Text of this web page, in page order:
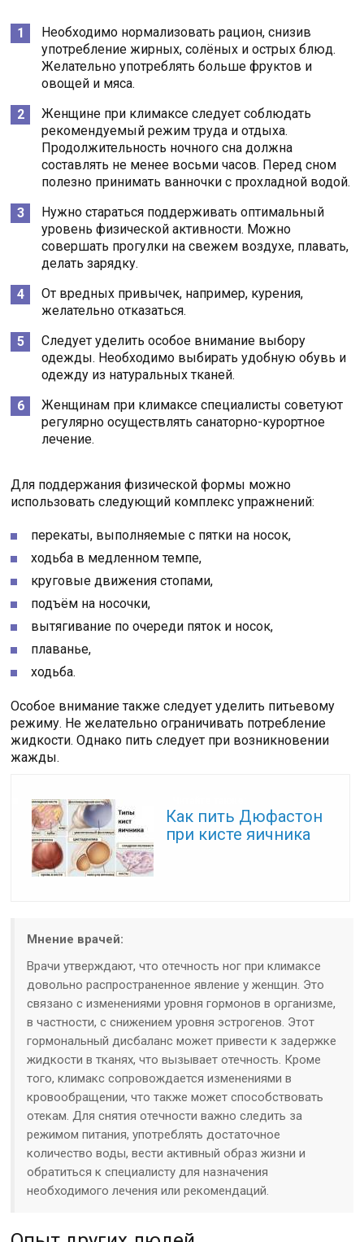
Необходимо нормализовать рацион, снизив
употребление жирных, солёных и острых блюд.
Желательно употреблять больше фруктов и
овощей и мяса.
Женщине при климаксе следует соблюдать
рекомендуемый режим труда и отдыха.
Продолжительность ночного сна должна
составлять не менее восьми часов. Перед сном
полезно принимать ванночки с прохладной водой.
Нужно стараться поддерживать оптимальный
уровень физической активности. Можно
совершать прогулки на свежем воздухе, плавать,
делать зарядку.
От вредных привычек, например, курения,
желательно отказаться.
Следует уделить особое внимание выбору
одежды. Необходимо выбирать удобную обувь и
одежду из натуральных тканей.
Женщинам при климаксе специалисты советуют
регулярно осуществлять санаторно-курортное
лечение.
Для поддержания физической формы можно
использовать следующий комплекс упражнений:
перекаты, выполняемые с пятки на носок,
ходьба в медленном темпе,
круговые движения стопами,
подъём на носочки,
вытягивание по очереди пяток и носок,
плаванье,
ходьба.
Особое внимание также следует уделить питьевому
режиму. Не желательно ограничивать потребление
жидкости. Однако пить следует при возникновении
жажды.
Как пить Дюфастон
при кисте яичника
Мнение врачей:
Врачи утверждают, что отечность ног при климаксе
довольно распространенное явление у женщин. Это
связано с изменениями уровня гормонов в организме,
в частности, с снижением уровня эстрогенов. Этот
гормональный дисбаланс может привести к задержке
жидкости в тканях, что вызывает отечность. Кроме
того, климакс сопровождается изменениями в
кровообращении, что также может способствовать
отекам. Для снятия отечности важно следить за
режимом питания, употреблять достаточное
количество воды, вести активный образ жизни и
обратиться к специалисту для назначения
необходимого лечения или рекомендаций.